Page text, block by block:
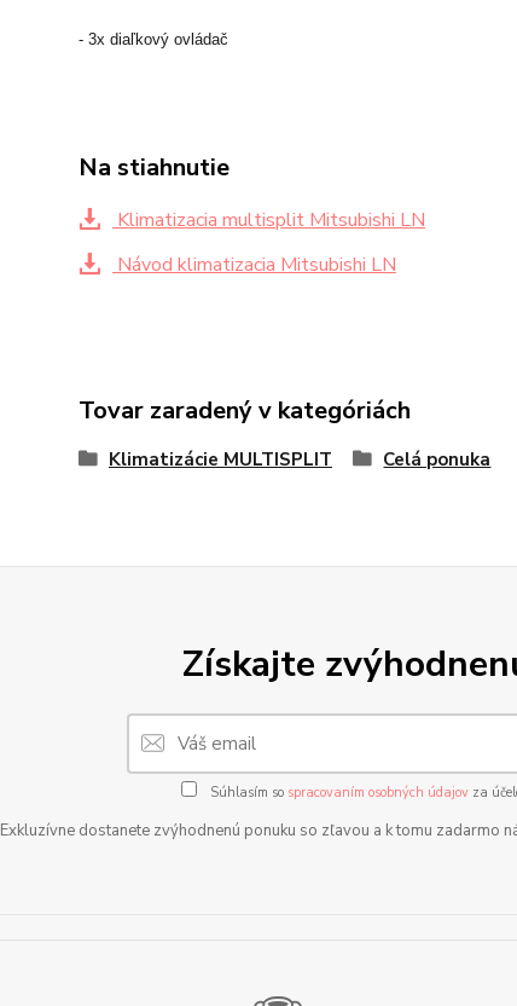
- 3x diaľkový ovládač
Na stiahnutie
Klimatizacia multisplit Mitsubishi LN
Návod klimatizacia Mitsubishi LN
Tovar zaradený v kategóriách
Klimatizácie MULTISPLIT Celá ponuka
Získajte
Súhlasím so spracovaním osobných údajovza
Exkluzívne dostanete zvýhodnenú ponuku so zľavou a k tomu zadarmo